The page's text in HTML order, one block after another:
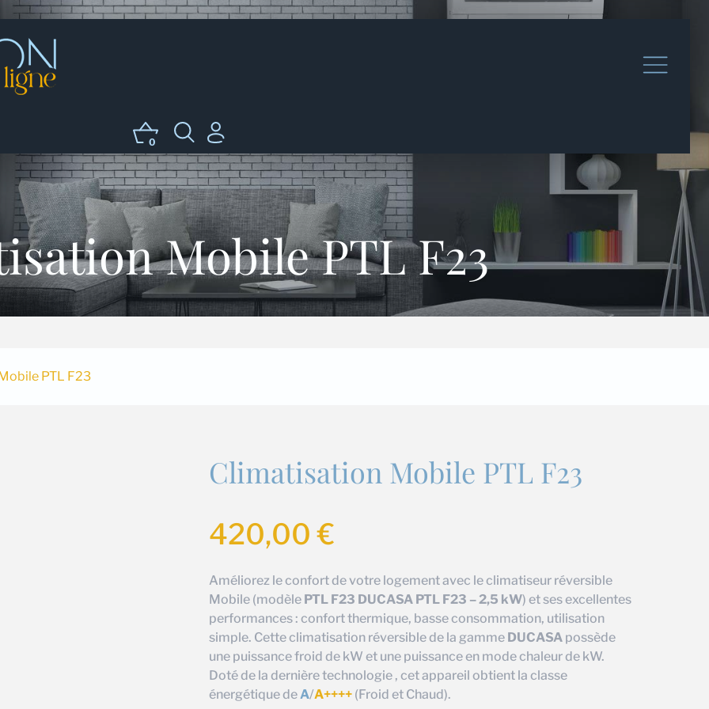
0
Mobile PTL F23
PTL F23
Climatisation Mobile PTL F23
420,00€
Améliorez le confort de votre logement avec le climatiseur réversible
Mobile (modèle PTL F23 DUCASA PTL F23 – 2,5 kW) et ses excellentes
performances : confort thermique, basse consommation, utilisation
simple. Cette climatisation réversible de la gamme DUCASA possède
une puissance froid de kW et une puissance en mode chaleur de kW.
Doté de la dernière technologie , cet appareil obtient la classe
énergétique deA/A++++ (Froid et Chaud).